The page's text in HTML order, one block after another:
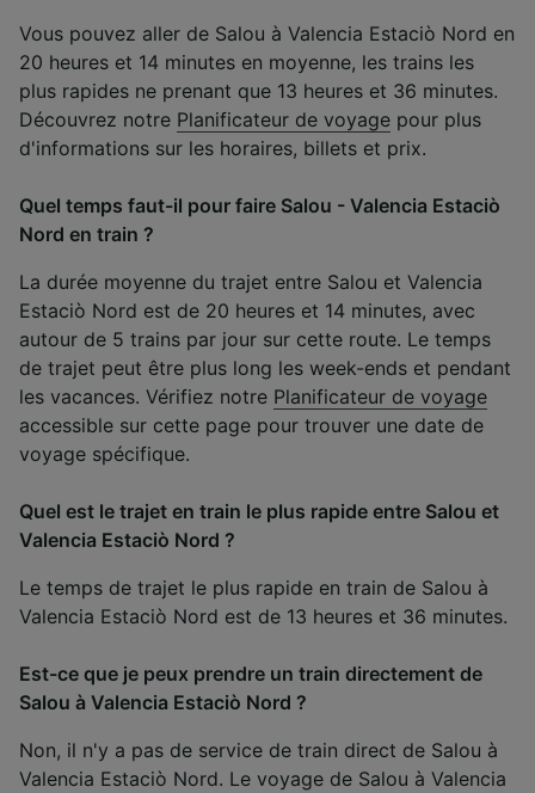
Vous pouvez aller de Salou à Valencia Estaciò Nord en
20 heures et 14 minutes en moyenne, les trains les
plus rapides ne prenant que 13 heures et 36 minutes.
Découvrez notre Planificateur de voyage pour plus
d'informations sur les horaires, billets et prix.
Quel temps faut-il pour faire Salou - Valencia Estaciò
Nord en train ?
La durée moyenne du trajet entre Salou et Valencia
Estaciò Nord est de 20 heures et 14 minutes, avec
autour de 5 trains par jour sur cette route. Le temps
de trajet peut être plus long les week-ends et pendant
les vacances. Vérifiez notre Planificateur de voyage
accessible sur cette page pour trouver une date de
voyage spécifique.
Quel est le trajet en train le plus rapide entre Salou et
Valencia Estaciò Nord ?
Le temps de trajet le plus rapide en train de Salou à
Valencia Estaciò Nord est de 13 heures et 36 minutes.
Est-ce que je peux prendre un train directement de
Salou à Valencia Estaciò Nord ?
Non, il n'y a pas de service de train direct de Salou à
Valencia Estaciò Nord. Le voyage de Salou à Valencia